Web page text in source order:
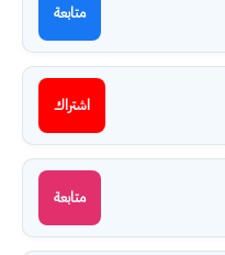
متابعة
اشتراك
متابعة